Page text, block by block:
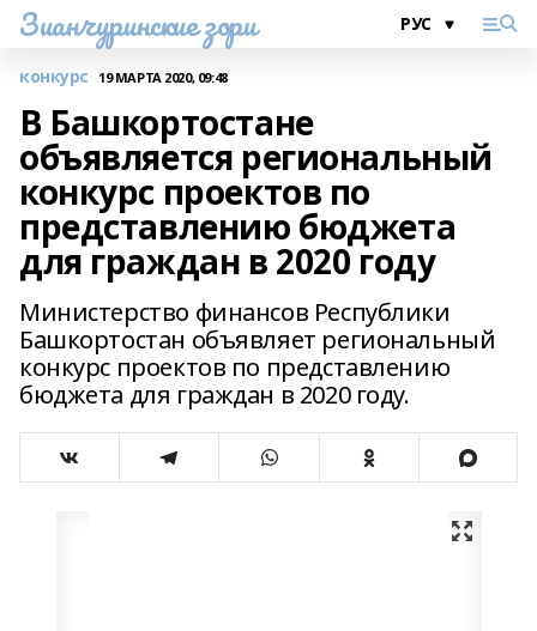
Зианчуринские зори
конкурс 19 МАРТА 2020, 09:48
В Башкортостане
объявляется региональный
конкурс проектов по
представлению бюджета
для граждан в 2020 году
Министерство финансов Республики
Башкортостан объявляет региональный
конкурс проектов по представлению
бюджета для граждан в 2020 году.